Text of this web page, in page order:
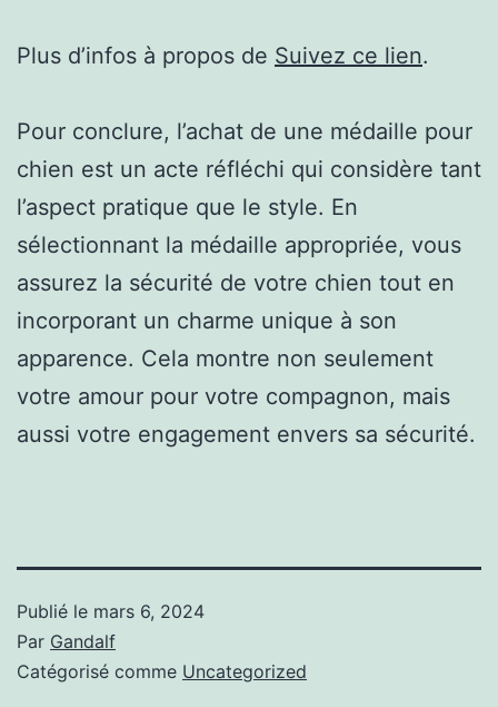
Plus d’infos à propos de Suivez ce lien.
Pour conclure, l’achat de une médaille pour
chien est un acte réfléchi qui considère tant
l’aspect pratique que le style. En
sélectionnant la médaille appropriée, vous
assurez la sécurité de votre chien tout en
incorporant un charme unique à son
apparence. Cela montre non seulement
votre amour pour votre compagnon, mais
aussi votre engagement envers sa sécurité.
Publié le mars 6, 2024
Par Gandalf
Catégorisé comme Uncategorized